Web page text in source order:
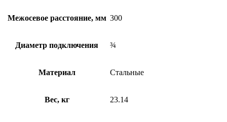
Межосевое расстояние, мм 300
Диаметр подключения ¾
Материал Стальные
Вес, кг 23.14